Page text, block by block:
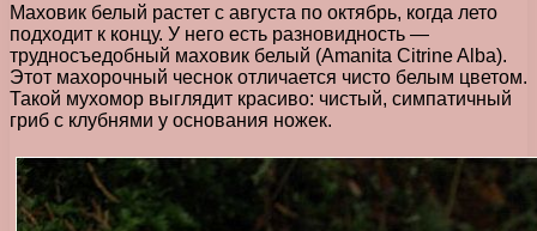
Маховик белый растет с августа по октябрь, когда лето
подходит к концу. У него есть разновидность —
трудносъедобный маховик белый (Amanita Citrine Alba).
Этот махорочный чеснок отличается чисто белым цветом.
Такой мухомор выглядит красиво: чистый, симпатичный
гриб с клубнями у основания ножек.